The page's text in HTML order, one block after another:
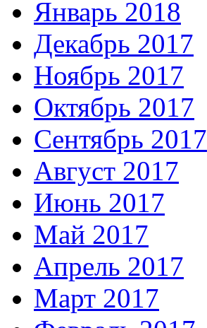
Январь 2018
Декабрь 2017
Ноябрь 2017
Октябрь 2017
Сентябрь 2017
Август 2017
Июнь 2017
Май 2017
Апрель 2017
Март 2017